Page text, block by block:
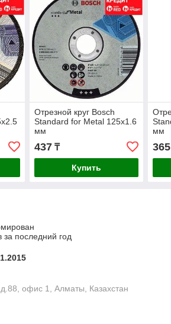
Отрезной круг Bosch
Standard for Metal 125x1.6
мм
437₸
Купить
мм
365
последний год
офис 1, Алматы, Казахстан